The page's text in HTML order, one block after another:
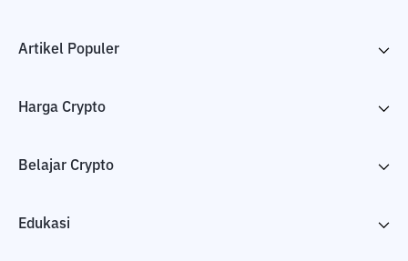
Artikel Populer
Harga Crypto
Belajar Crypto
Edukasi